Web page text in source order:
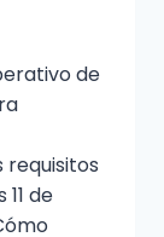
de
de